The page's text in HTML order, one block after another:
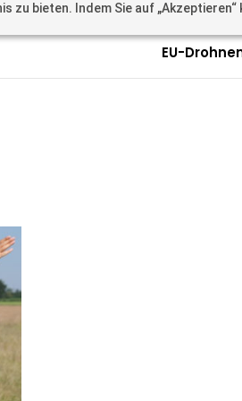
bieten. Indem Sie auf „Akzeptieren“
Questions? Call
EU-